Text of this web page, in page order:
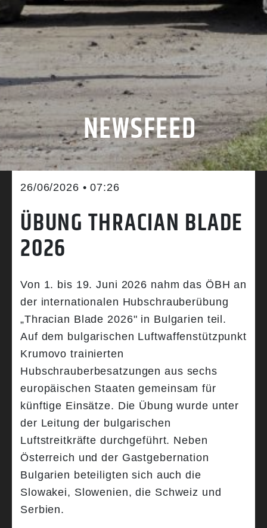
NEWSFEED
26/06/2026 • 07:26
ÜBUNG THRACIAN BLADE
2026
Von 1. bis 19. Juni 2026 nahm das ÖBH an
der internationalen Hubschrauberübung
„Thracian Blade 2026" in Bulgarien teil.
Auf dem bulgarischen Luftwaffenstützpunkt
Krumovo trainierten
Hubschrauberbesatzungen aus sechs
europäischen Staaten gemeinsam für
künftige Einsätze. Die Übung wurde unter
der Leitung der bulgarischen
Luftstreitkräfte durchgeführt. Neben
Österreich und der Gastgebernation
Bulgarien beteiligten sich auch die
Slowakei, Slowenien, die Schweiz und
Serbien.